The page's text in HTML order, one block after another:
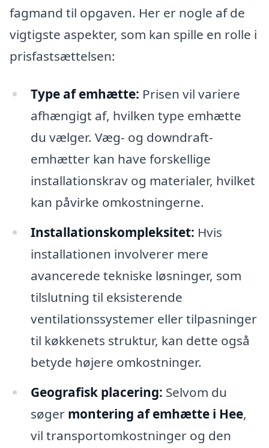
fagmand til opgaven. Her er nogle af de
vigtigste aspekter, som kan spille en rolle i
prisfastsættelsen:
Type af emhætte: Prisen vil variere
afhængigt af, hvilken type emhætte
du vælger. Væg- og downdraft-
emhætter kan have forskellige
installationskrav og materialer, hvilket
kan påvirke omkostningerne.
Installationskompleksitet: Hvis
installationen involverer mere
avancerede tekniske løsninger, som
tilslutning til eksisterende
ventilationssystemer eller tilpasninger
til køkkenets struktur, kan dette også
betyde højere omkostninger.
Geografisk placering: Selvom du
søger montering af emhætte i Hee,
vil transportomkostninger og den